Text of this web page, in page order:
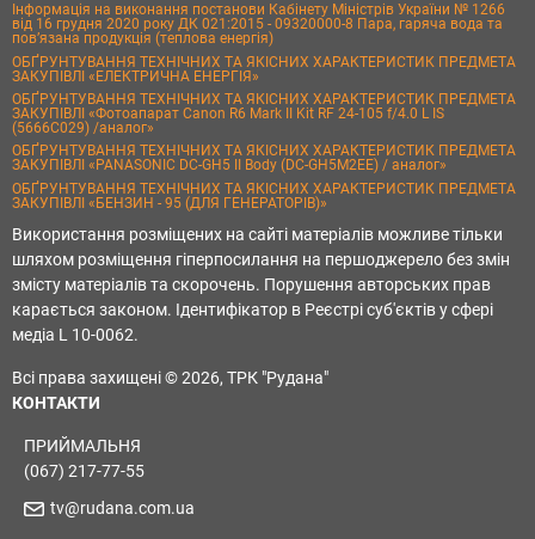
Інформація на виконання постанови Кабінету Міністрів України № 1266
від 16 грудня 2020 року ДК 021:2015 - 09320000-8 Пара, гаряча вода та
пов’язана продукція (теплова енергія)
ОБҐРУНТУВАННЯ ТЕХНІЧНИХ ТА ЯКІСНИХ ХАРАКТЕРИСТИК ПРЕДМЕТА
ЗАКУПІВЛІ «ЕЛЕКТРИЧНА ЕНЕРГІЯ»
ОБҐРУНТУВАННЯ ТЕХНІЧНИХ ТА ЯКІСНИХ ХАРАКТЕРИСТИК ПРЕДМЕТА
ЗАКУПІВЛІ «Фотоапарат Canon R6 Mark II Kit RF 24-105 f/4.0 L IS
(5666C029) /аналог»
ОБҐРУНТУВАННЯ ТЕХНІЧНИХ ТА ЯКІСНИХ ХАРАКТЕРИСТИК ПРЕДМЕТА
ЗАКУПІВЛІ «PANASONIC DC-GH5 II Body (DC-GH5M2EE) / аналог»
ОБҐРУНТУВАННЯ ТЕХНІЧНИХ ТА ЯКІСНИХ ХАРАКТЕРИСТИК ПРЕДМЕТА
ЗАКУПІВЛІ «БЕНЗИН - 95 (ДЛЯ ГЕНЕРАТОРІВ)»
Використання розміщених на сайті матеріалів можливе тільки
шляхом розміщення гіперпосилання на першоджерело без змін
змісту матеріалів та скорочень. Порушення авторських прав
карається законом. Ідентифікатор в Реєстрі суб'єктів у сфері
медіа L 10-0062.
Всі права захищені © 2026, ТРК "Рудана"
КОНТАКТИ
ПРИЙМАЛЬНЯ
(067) 217-77-55
tv@rudana.com.ua